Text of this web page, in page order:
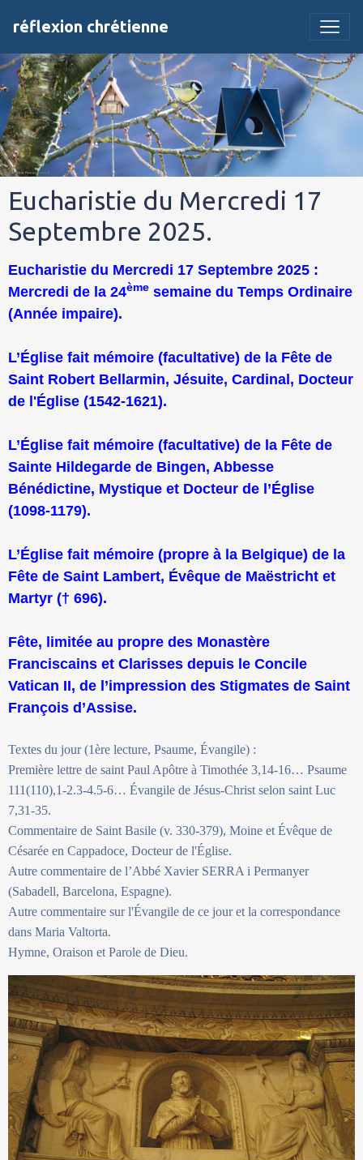
réflexion chrétienne
Eucharistie du Mercredi 17
Septembre 2025.
Eucharistie du Mercredi 17 Septembre 2025 :
Mercredi de la 24ème semaine du Temps Ordinaire
(Année impaire).
L’Église fait mémoire (facultative) de la Fête de
Saint Robert Bellarmin, Jésuite, Cardinal, Docteur
de l'Église (1542-1621).
L’Église fait mémoire (facultative) de la Fête de
Sainte Hildegarde de Bingen, Abbesse
Bénédictine, Mystique et Docteur de l’Église
(1098-1179).
L’Église fait mémoire (propre à la Belgique) de la
Fête de Saint Lambert, Évêque de Maëstricht et
Martyr († 696).
Fête, limitée au propre des Monastère
Franciscains et Clarisses depuis le Concile
Vatican II, de l’impression des Stigmates de Saint
François d’Assise.
Textes du jour (1ère lecture, Psaume, Évangile) :
Première lettre de saint Paul Apôtre à Timothée 3,14-16… Psaume
111(110),1-2.3-4.5-6… Évangile de Jésus-Christ selon saint Luc
7,31-35.
Commentaire de Saint Basile (v. 330-379), Moine et Évêque de
Césarée en Cappadoce, Docteur de l'Église.
Autre commentaire de l’Abbé Xavier SERRA i Permanyer
(Sabadell, Barcelona, Espagne).
Autre commentaire sur l'Évangile de ce jour et la correspondance
dans Maria Valtorta.
Hymne, Oraison et Parole de Dieu.